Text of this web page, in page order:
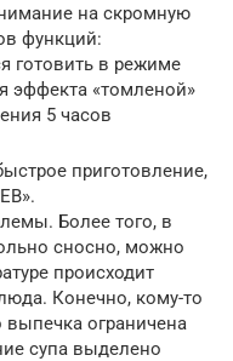
на скромную
функций:
готовить в режиме
эффекта «томленой»
5 часов
приготовление,
Более того, в
сносно, можно
происходит
Конечно, кому-то
ограничена
супа выделено